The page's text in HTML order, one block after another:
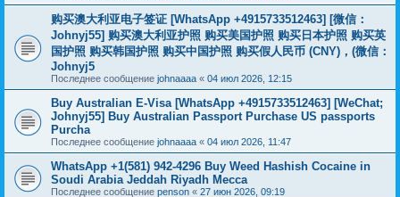
购买澳大利亚电子签证 [WhatsApp +4915733512463] [微信：
Johnyj55] 购买澳大利亚护照 购买美国护照 购买日本护照 购买英
国护照 购买韩国护照 购买中国护照 购买假人民币 (CNY)，(微信：
Johnyj5
Последнее сообщение johnaaaa « 04 июл 2026, 12:15
Buy Australian E-Visa [WhatsApp +4915733512463] [WeChat;
Johnyj55] Buy Australian Passport Purchase US passports
Purcha
Последнее сообщение johnaaaa « 04 июл 2026, 11:47
WhatsApp +1(581) 942-4296 Buy Weed Hashish Cocaine in
Soudi Arabia Jeddah Riyadh Mecca
Последнее сообщение penson « 27 июн 2026, 09:19